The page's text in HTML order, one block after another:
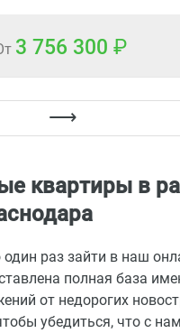
3 756 300
квартиры в
один раз зайти в наш
полная база
от недорогих
убедиться, что с